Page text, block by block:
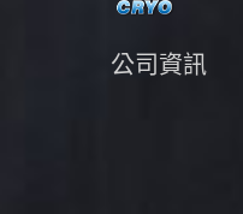
公司資訊